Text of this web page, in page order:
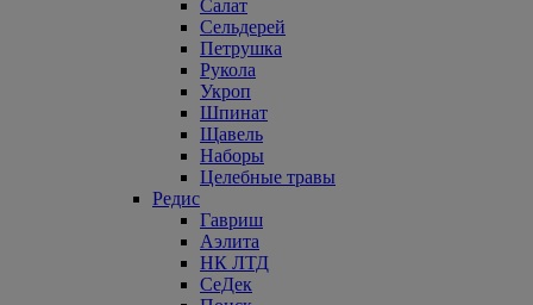
Салат
Сельдерей
Петрушка
Рукола
Укроп
Шпинат
Щавель
Наборы
Целебные травы
Редис
Гавриш
Аэлита
НК ЛТД
СеДек